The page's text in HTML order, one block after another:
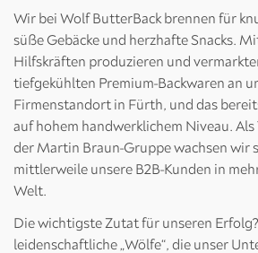
Wir bei Wolf ButterBack brennen für
süße Gebäcke und herzhafte Snacks.
Hilfskräften produzieren und
tiefgekühlten Premium-Backwaren an
Firmenstandort in Fürth, und das
auf hohem handwerklichem Niveau.
der Martin Braun-Gruppe wachsen wir
mittlerweile unsere B2B-Kunden in
Welt.
Die wichtigste Zutat für unseren
leidenschaftliche „Wölfe“, die unser